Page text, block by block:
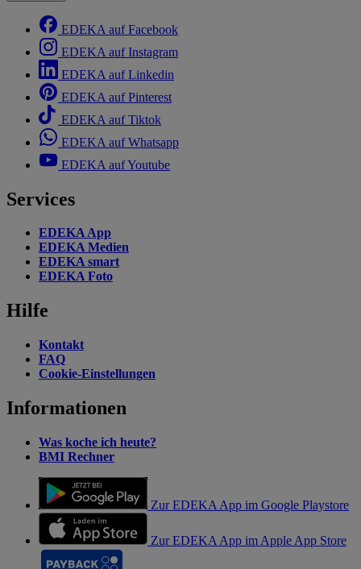
EDEKA auf Facebook
EDEKA auf Instagram
EDEKA auf Linkedin
EDEKA auf Pinterest
EDEKA auf Tiktok
EDEKA auf Whatsapp
EDEKA auf Youtube
Services
EDEKA App
EDEKA Medien
EDEKA smart
EDEKA Foto
Hilfe
Kontakt
FAQ
Cookie-Einstellungen
Informationen
Was koche ich heute?
BMI Rechner
Zur EDEKA App im Google Playstore
Zur EDEKA App im Apple App Store